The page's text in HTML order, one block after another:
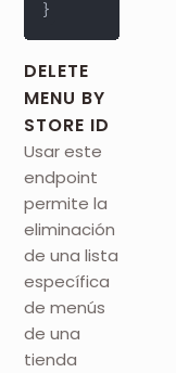
}
DELETE
MENU BY
STORE ID
Usar este
endpoint
permite la
eliminación
de una lista
específica
de menús
de una
tienda